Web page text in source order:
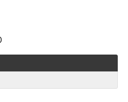
ระดับอัตโนมัติ (B20,32x)